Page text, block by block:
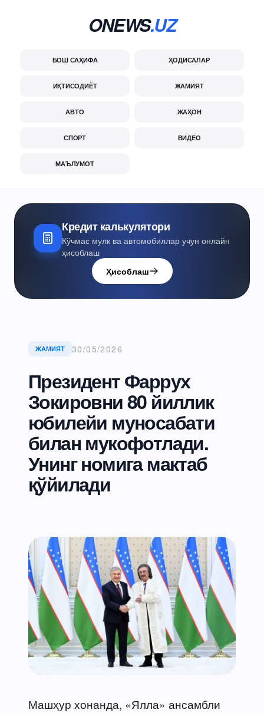
ONEWS.UZ
БОШ САҲИФА ҲОДИСАЛАР
ИҚТИСОДИЁТ ЖАМИЯТ
АВТО ЖАҲОН
СПОРТ ВИДЕО
МАЪЛУМОТ
Кредит калькулятори
Кўчмас мулк ва автомобиллар учун онлайн
ҳисоблаш
Ҳисоблаш
ЖАМИЯТ 30/05/2026
Президент Фаррух
Зокировни 80 йиллик
юбилейи муносабати
билан мукофотлади.
Унинг номига мактаб
қўйилади
Машҳур хонанда, «Ялла» ансамбли